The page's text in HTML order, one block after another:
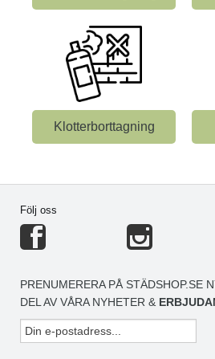
Klotterborttagning
Följ oss
PRENUMERERA PÅ STÄDSHOP.SE
DEL AV VÅRA NYHETER &